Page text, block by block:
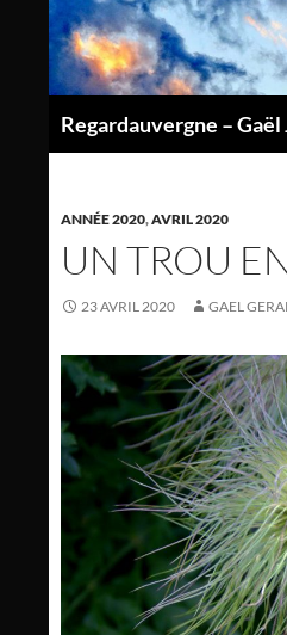
contenu
ANNÉE 2020,AVRIL 2020
UN TROU
23 AVRIL 2020 GAEL